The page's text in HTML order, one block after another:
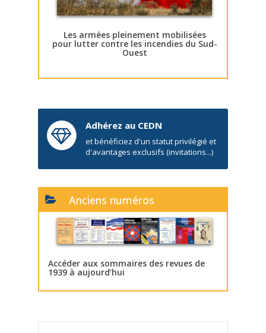
Les armées pleinement mobilisées
pour lutter contre les incendies du Sud-
Ouest
Adhérez au CEDN
et bénéficiez d'un statut privilégié et
d'avantages exclusifs (invitations...)
Anciens numéros
Accéder aux sommaires des revues de
1939 à aujourd’hui